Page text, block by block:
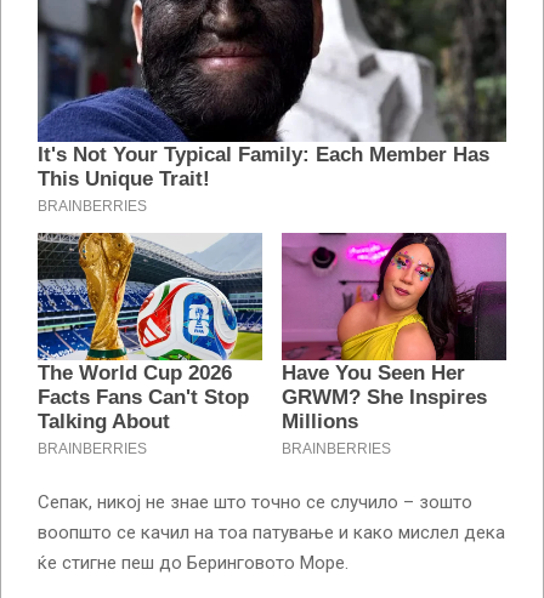
Сепак, никој не знае што точно се случило – зошто
воопшто се качил на тоа патување и како мислел дека
ќе стигне пеш до Беринговото Море.